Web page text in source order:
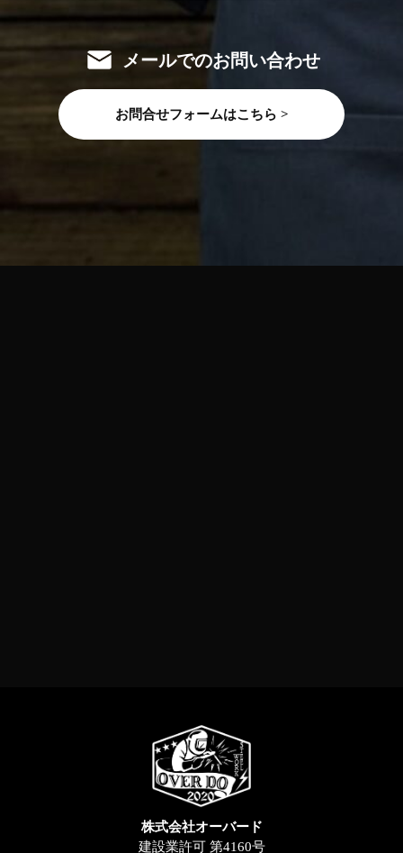
メールでのお問い合わせ
お問合せフォームはこちら >
株式会社オーバード
建設業許可 第4160号